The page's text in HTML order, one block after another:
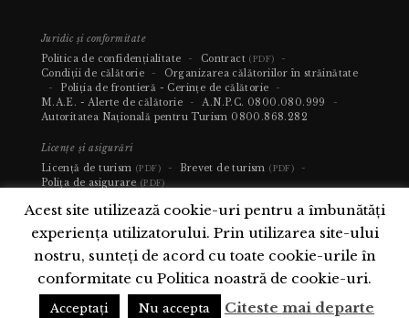
Juridic și conformitate
Politica de confidențialitate
- Contract (PDF)
-
Condiții de călătorie
-
Organizarea călătoriilor în străinătate
-
Poliția de frontieră - Cerințe de călătorie
-
M.A.E. - Alerte de călătorie
- A.N.P.C. 0800.080.999
-
Autoritatea Națională pentru Turism 0800.868.282
Licențe și asigurări
Licență de turism (PDF) - Brevet de turism (PDF)
-
Polița de asigurare (PDF)
Copyright 2026 © Exclusive Elite Travel. Toate drepturile rezervate.
Acest site utilizează cookie-uri pentru a îmbunătăți
experiența utilizatorului. Prin utilizarea site-ului
nostru, sunteți de acord cu toate cookie-urile în
conformitate cu Politica noastră de cookie-uri.
Acceptați Nu accepta Citeste mai departe